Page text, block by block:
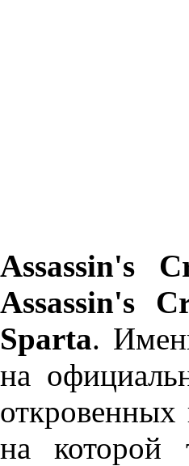
Assassin's
Assassin's
Sparta.
на
на которой